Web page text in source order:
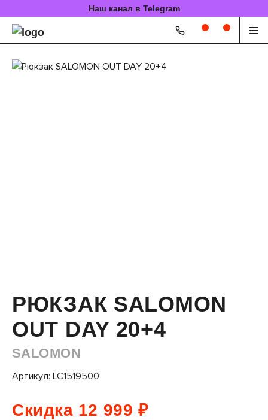
Наш канал в Telegram
РЮКЗАК SALOMON
OUT DAY 20+4
SALOMON
Артикул: LC1519500
Скидка 12 999 ₽